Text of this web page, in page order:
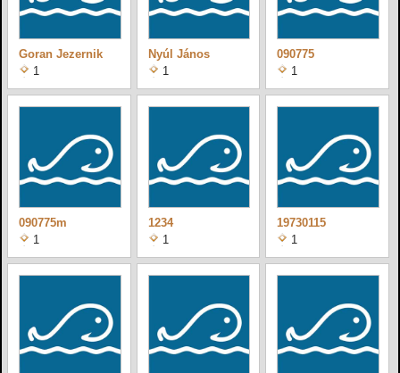
Goran Jezernik
1
Nyúl János
1
090775
1
090775m
1
1234
1
19730115
1